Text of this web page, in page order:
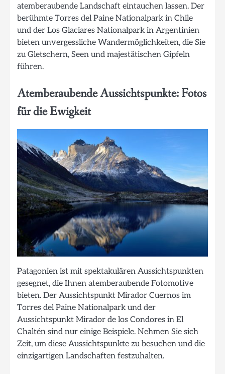
atemberaubende Landschaft eintauchen lassen. Der
berühmte Torres del Paine Nationalpark in Chile
und der Los Glaciares Nationalpark in Argentinien
bieten unvergessliche Wandermöglichkeiten, die Sie
zu Gletschern, Seen und majestätischen Gipfeln
führen.
Atemberaubende Aussichtspunkte: Fotos
für die Ewigkeit
Patagonien ist mit spektakulären Aussichtspunkten
gesegnet, die Ihnen atemberaubende Fotomotive
bieten. Der Aussichtspunkt Mirador Cuernos im
Torres del Paine Nationalpark und der
Aussichtspunkt Mirador de los Condores in El
Chaltén sind nur einige Beispiele. Nehmen Sie sich
Zeit, um diese Aussichtspunkte zu besuchen und die
einzigartigen Landschaften festzuhalten.